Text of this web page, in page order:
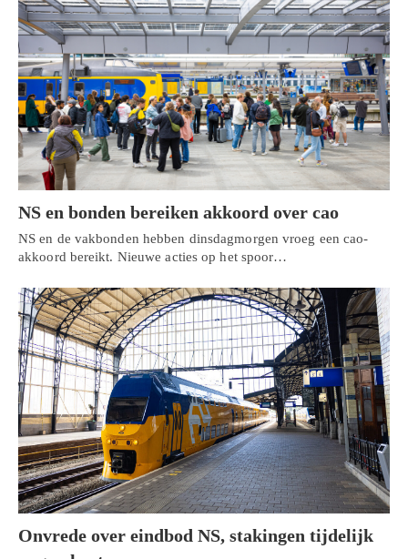
NS en bonden bereiken akkoord over cao
NS en de vakbonden hebben dinsdagmorgen vroeg een cao-
akkoord bereikt. Nieuwe acties op het spoor…
Onvrede over eindbod NS, stakingen tijdelijk